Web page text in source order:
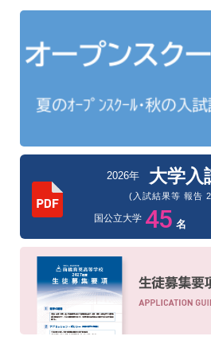
2026年 大学入
(入試結果等 報告
国公立大学 45 名